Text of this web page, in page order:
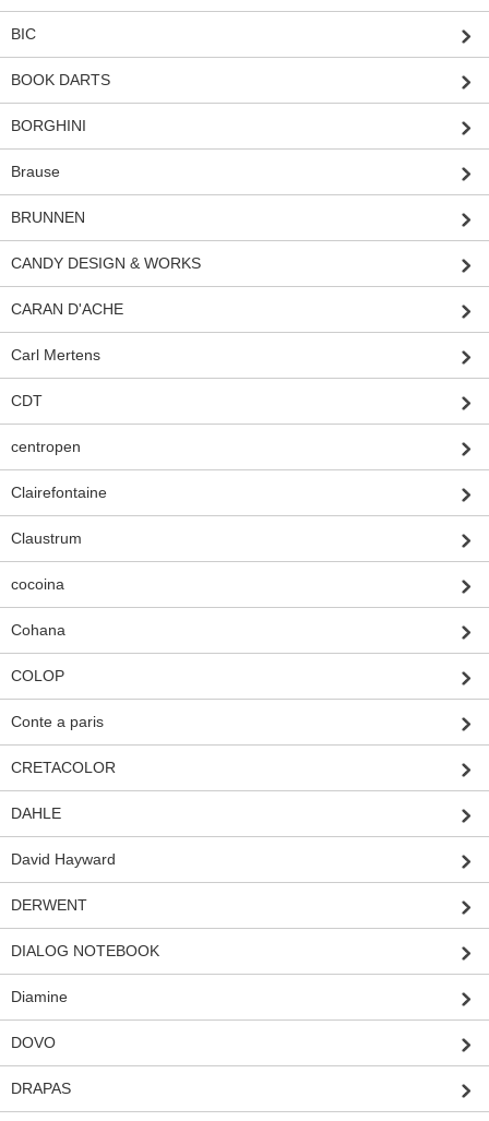
BIC
BOOK DARTS
BORGHINI
Brause
BRUNNEN
CANDY DESIGN & WORKS
CARAN D'ACHE
Carl Mertens
CDT
centropen
Clairefontaine
Claustrum
cocoina
Cohana
COLOP
Conte a paris
CRETACOLOR
DAHLE
David Hayward
DERWENT
DIALOG NOTEBOOK
Diamine
DOVO
DRAPAS